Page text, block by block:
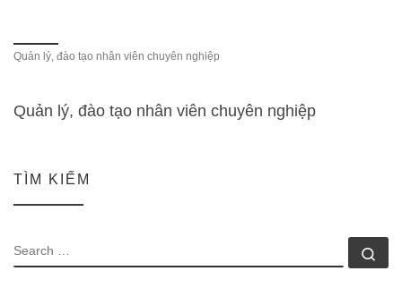
Quản lý, đào tạo nhân viên chuyên nghiệp
Quản lý, đào tạo nhân viên chuyên nghiệp
TÌM KIẾM
SEARCH